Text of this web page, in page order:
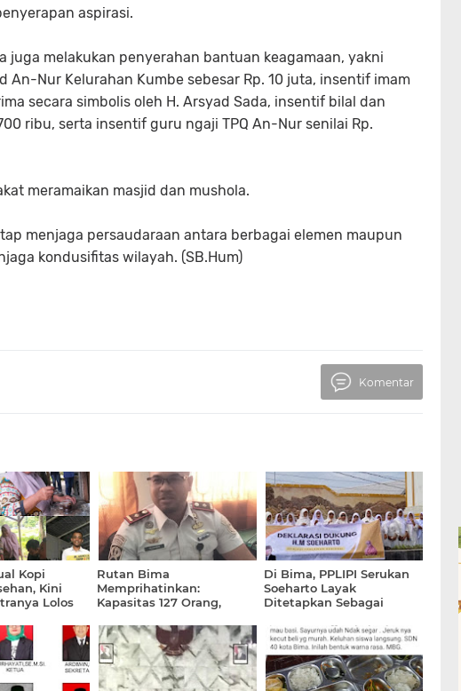
aspirasi.
juga melakukan penyerahan bantuan keagamaan, yakni
An-Nur Kelurahan Kumbe sebesar Rp. 10 juta, insentif imam
secara simbolis oleh H. Arsyad Sada, insentif bilal dan
ribu, serta insentif guru ngaji TPQ An-Nur senilai Rp.
meramaikan masjid dan mushola.
menjaga persaudaraan antara berbagai elemen maupun
kondusifitas wilayah. (SB.Hum)
Komentar
Kopi
Kini
Lolos
Rutan Bima
Memprihatinkan:
Kapasitas 127 Orang,
Di Bima, PPLIPI Serukan
Soeharto Layak
Ditetapkan Sebagai